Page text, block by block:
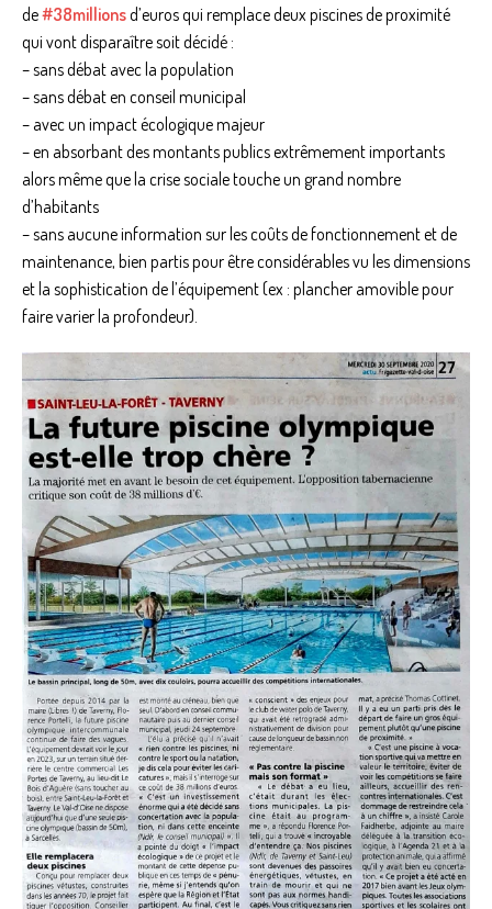
de#38millionsd’euros qui remplace deux piscines de proximité
qui vont disparaître soit décidé :
– sans débat avec la population
– sans débat en conseil municipal
– avec un impact écologique majeur
– en absorbant des montants publics extrêmement importants
alors même que la crise sociale touche un grand nombre
d’habitants
– sans aucune information sur les coûts de fonctionnement et de
maintenance, bien partis pour être considérables vu les dimensions
et la sophistication de l’équipement (ex : plancher amovible pour
faire varier la profondeur).